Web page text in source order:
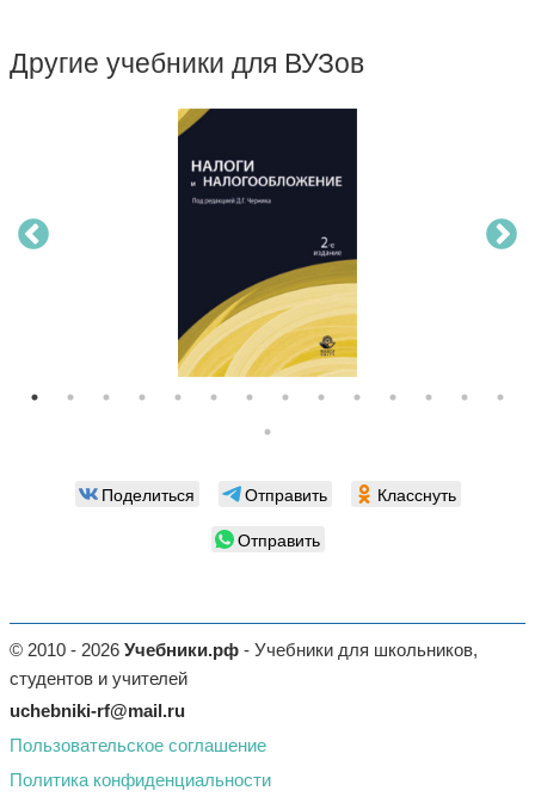
Другие учебники для ВУЗов
Поделиться Отправить
Класснуть
Отправить
© 2010 - 2026 Учебники.рф - Учебники для школьников,
студентов и учителей
uchebniki-rf@mail.ru
Пользовательское соглашение
Политика конфиденциальности